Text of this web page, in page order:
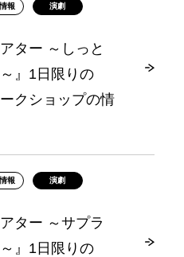
報
演劇
ター ～しっと
』1日限りの
クショップの情
報
演劇
ター ～サプラ
』1日限りの